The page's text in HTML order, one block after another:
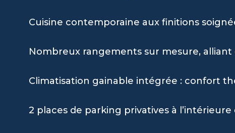
Cuisine contemporaine aux finitions
Nombreux rangements sur mesure,
Climatisation gainable intégrée : confort
2 places de parking privatives à